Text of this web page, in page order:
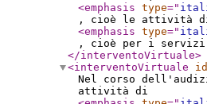
<emphasis type="
, cioè le attività di
<emphasis type="
, cioè per i servizi
</interventoVirtuale>
<interventoVirtuale
id
Nel corso
attività di